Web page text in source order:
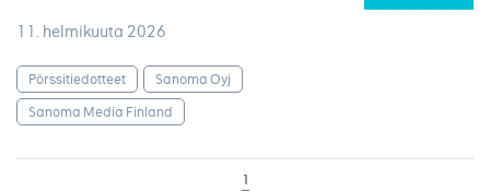
11. helmikuuta 2026
Pörssitiedotteet
Sanoma Oyj
Sanoma Media Finland
1